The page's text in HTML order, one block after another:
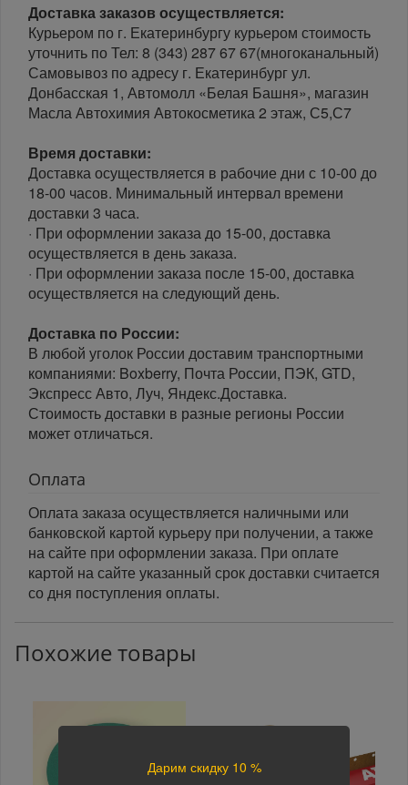
Доставка заказов осуществляется:
Курьером по г. Екатеринбургу курьером стоимость
уточнить по Тел: 8 (343) 287 67 67(многоканальный)
Самовывоз по адресу г. Екатеринбург ул.
Донбасская 1, Автомолл «Белая Башня», магазин
Масла Автохимия Автокосметика 2 этаж, С5,С7
Время доставки:
Доставка осуществляется в рабочие дни с 10-00 до
18-00 часов. Минимальный интервал времени
доставки 3 часа.
· При оформлении заказа до 15-00, доставка
осуществляется в день заказа.
· При оформлении заказа после 15-00, доставка
осуществляется на следующий день.
Доставка по России:
В любой уголок России доставим транспортными
компаниями: Boxberry, Почта России, ПЭК, GTD,
Экспресс Авто, Луч, Яндекс.Доставка.
Стоимость доставки в разные регионы России
может отличаться.
Оплата
Оплата заказа осуществляется наличными или
банковской картой курьеру при получении, а также
на сайте при оформлении заказа. При оплате
картой на сайте указанный срок доставки считается
со дня поступления оплаты.
Похожие товары
Дарим скидку 10 %